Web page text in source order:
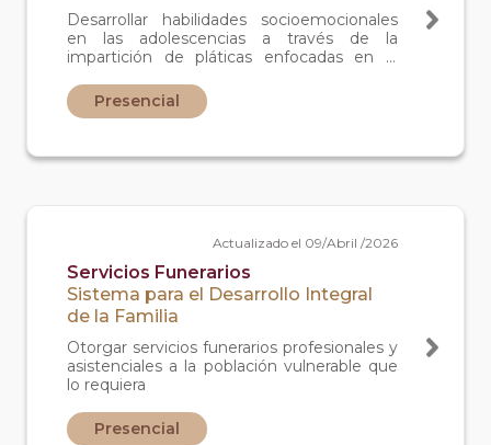
Desarrollar habilidades socioemocionales
en las adolescencias a través de la
impartición de pláticas enfocadas en la
social y de salud.
Presencial
Actualizado el 09/Abril /2026
Servicios Funerarios
Sistema para el Desarrollo Integral
de la Familia
Otorgar servicios funerarios profesionales y
asistenciales a la población vulnerable que
lo requiera
Presencial